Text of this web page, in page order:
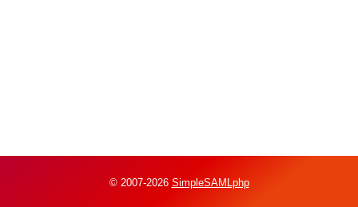
© 2007-2026 SimpleSAMLphp